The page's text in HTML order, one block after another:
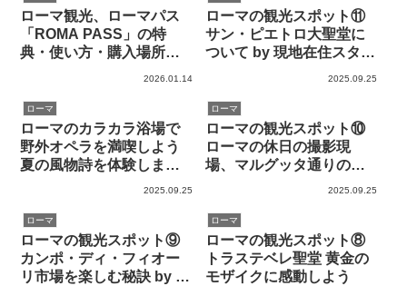
ローマ観光、ローマパス
「ROMA PASS」の特
典・使い方・購入場所な
2026.01.14
ローマの観光スポット⑪
サン・ピエトロ大聖堂に
ついて by 現地在住スタッ
2025.09.25
ローマ
ローマのカラカラ浴場で
野外オペラを満喫しよう
夏の風物詩を体験しまし
2025.09.25
ローマ
ローマの観光スポット⑩
ローマの休日の撮影現
場、マルグッタ通りのお
2025.09.25
ローマ
ローマの観光スポット⑨
カンポ・ディ・フィオー
リ市場を楽しむ秘訣 by 現
ローマ
ローマの観光スポット⑧
トラステベレ聖堂 黄金の
モザイクに感動しよう